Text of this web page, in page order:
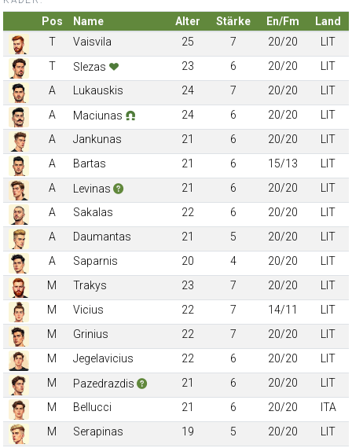
Pos Name Alter Stärke En/Fm
Land
T
Vaisvila 25 7 20/20
LIT
T
Slezas 23 6 20/20
LIT
A
Lukauskis 24 7 20/20
LIT
A
Maciunas 24 6 20/20
LIT
A
Jankunas 21 6 20/20
LIT
A
Bartas 21 6 15/13
LIT
A
Levinas 21 6 20/20
LIT
A
Sakalas 22 6 20/20
LIT
A
Daumantas 21 5 20/20
LIT
A
Saparnis 20 4 20/20
LIT
M
Trakys 23 7 20/20
LIT
M
Vicius 22 7 14/11
LIT
M
Grinius 22 7 20/20
LIT
M
Jegelavicius 22 6 20/20
LIT
M
Pazedrazdis 21 6 20/20
LIT
M
Bellucci 21 6 20/20
ITA
M
Serapinas 19 5 20/20
LIT